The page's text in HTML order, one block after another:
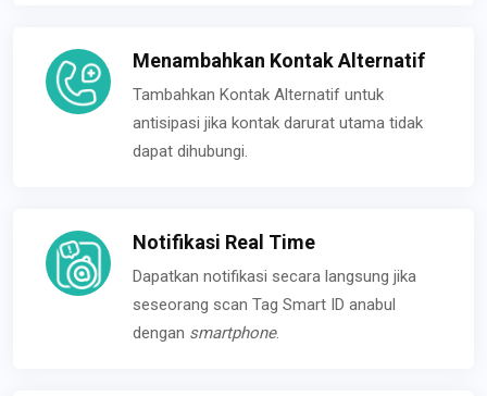
Menambahkan Kontak Alternatif
Tambahkan Kontak Alternatif untuk
antisipasi jika kontak darurat utama tidak
dapat dihubungi.
Notifikasi Real Time
Dapatkan notifikasi secara langsung jika
seseorang scan Tag Smart ID anabul
dengan smartphone.